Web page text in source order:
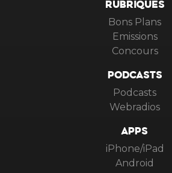
RUBRIQUES
Bons Plans
Emissions
Concours
PODCASTS
Podcasts
Webradios
APPS
iPhone/iPad
Android